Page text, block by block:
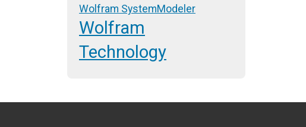
Wolfram SystemModeler
Wolfram
Technology